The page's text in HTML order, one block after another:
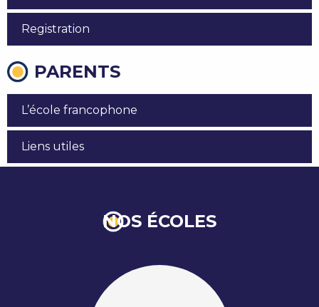
Registration
PARENTS
L’école francophone
Liens utiles
NOS ÉCOLES